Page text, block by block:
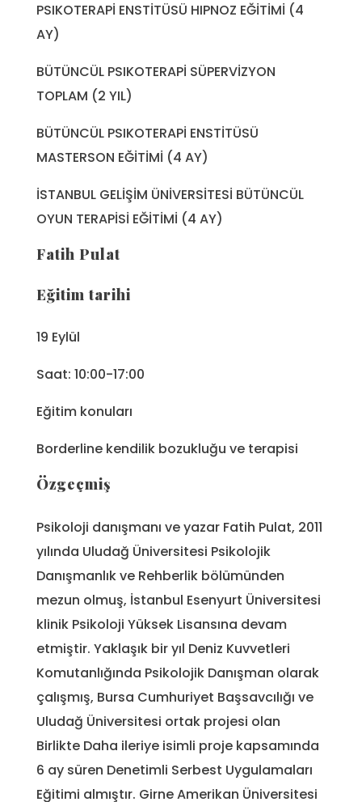
PSIKOTERAPİ ENSTİTÜSÜ HIPNOZ EĞİTİMİ (4
AY)
BÜTÜNCÜL PSIKOTERAPİ SÜPERVİZYON
TOPLAM (2 YIL)
BÜTÜNCÜL PSIKOTERAPİ ENSTİTÜSÜ
MASTERSON EĞİTİMİ (4 AY)
İSTANBUL GELİŞİM ÜNİVERSİTESİ BÜTÜNCÜL
OYUN TERAPİSİ EĞİTİMİ (4 AY)
Fatih Pulat
Eğitim tarihi
19 Eylül
Saat: 10:00-17:00
Eğitim konuları
Borderline kendilik bozukluğu ve terapisi
Özgeçmiş
Psikoloji danışmanı ve yazar Fatih Pulat, 2011
yılında Uludağ Üniversitesi Psikolojik
Danışmanlık ve Rehberlik bölümünden
mezun olmuş, İstanbul Esenyurt Üniversitesi
klinik Psikoloji Yüksek Lisansına devam
etmiştir. Yaklaşık bir yıl Deniz Kuvvetleri
Komutanlığında Psikolojik Danışman olarak
çalışmış, Bursa Cumhuriyet Başsavcılığı ve
Uludağ Üniversitesi ortak projesi olan
Birlikte Daha ileriye isimli proje kapsamında
6 ay süren Denetimli Serbest Uygulamaları
Eğitimi almıştır. Girne Amerikan Üniversitesi